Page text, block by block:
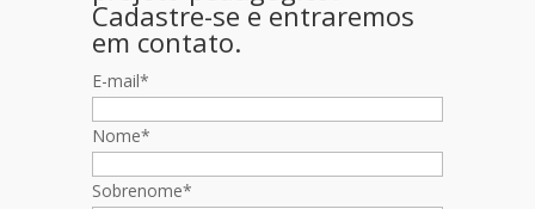
Cadastre-se e entraremos
em contato.
E-mail*
Nome*
Sobrenome*